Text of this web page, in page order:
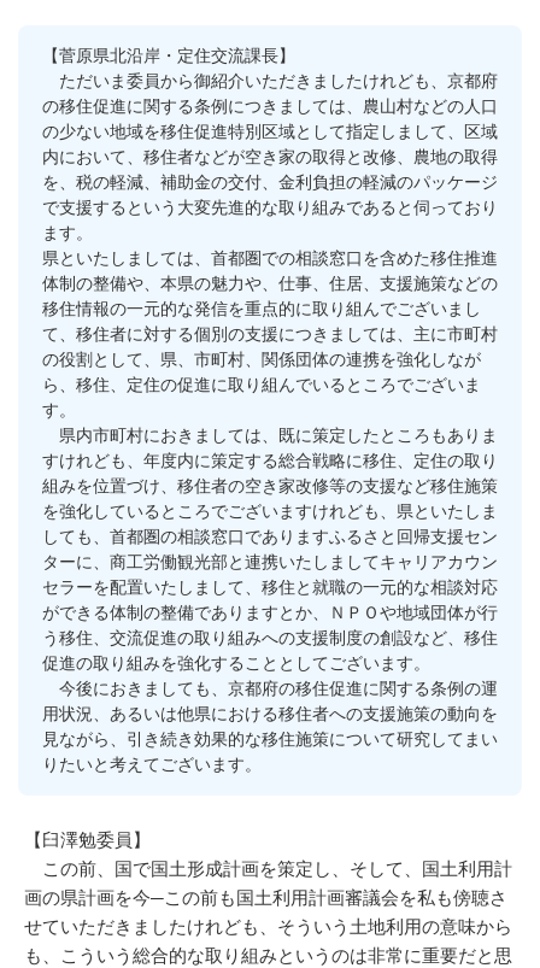
【菅原県北沿岸・定住交流課長】
ただいま委員から御紹介いただきましたけれども、京都府
の移住促進に関する条例につきましては、農山村などの人口
の少ない地域を移住促進特別区域として指定しまして、区域
内において、移住者などが空き家の取得と改修、農地の取得
を、税の軽減、補助金の交付、金利負担の軽減のパッケージ
で支援するという大変先進的な取り組みであると伺っており
ます。
県といたしましては、首都圏での相談窓口を含めた移住推進
体制の整備や、本県の魅力や、仕事、住居、支援施策などの
移住情報の一元的な発信を重点的に取り組んでございまし
て、移住者に対する個別の支援につきましては、主に市町村
の役割として、県、市町村、関係団体の連携を強化しなが
ら、移住、定住の促進に取り組んでいるところでございま
す。
県内市町村におきましては、既に策定したところもありま
すけれども、年度内に策定する総合戦略に移住、定住の取り
組みを位置づけ、移住者の空き家改修等の支援など移住施策
を強化しているところでございますけれども、県といたしま
しても、首都圏の相談窓口でありますふるさと回帰支援セン
ターに、商工労働観光部と連携いたしましてキャリアカウン
セラーを配置いたしまして、移住と就職の一元的な相談対応
ができる体制の整備でありますとか、ＮＰＯや地域団体が行
う移住、交流促進の取り組みへの支援制度の創設など、移住
促進の取り組みを強化することとしてございます。
今後におきましても、京都府の移住促進に関する条例の運
用状況、あるいは他県における移住者への支援施策の動向を
見ながら、引き続き効果的な移住施策について研究してまい
りたいと考えてございます。
【臼澤勉委員】
この前、国で国土形成計画を策定し、そして、国土利用計
画の県計画を今─この前も国土利用計画審議会を私も傍聴さ
せていただきましたけれども、そういう土地利用の意味から
も、こういう総合的な取り組みというのは非常に重要だと思